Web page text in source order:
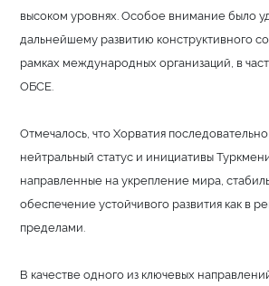
высоком уровнях. Особое внимание было
дальнейшему развитию конструктивного
рамках международных организаций, в
ОБСЕ.
Отмечалось, что Хорватия
нейтральный статус и инициативы
направленные на укрепление мира,
обеспечение устойчивого развития как в
пределами.
В качестве одного из ключевых